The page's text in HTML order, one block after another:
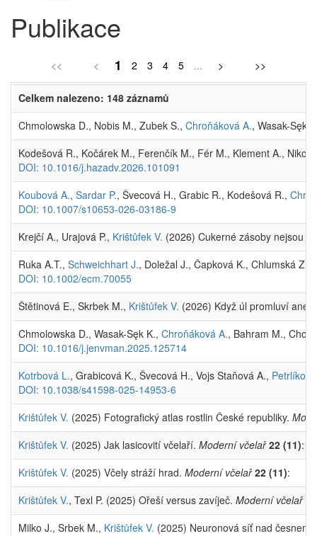
Publikace
<< < 1 2 3 4 5 ... > >>
Celkem nalezeno: 148 záznamů
Chmolowska D., Nobis M., Zubek S., Chroňáková A., Wasak-Sęk
Kodešová R., Kočárek M., Ferenčík M., Fér M., Klement A.,
DOI: 10.1016/j.hazadv.2026.101091
Koubová A., Sardar P., Švecová H., Grabic R., Kodešová R.,
DOI: 10.1007/s10653-026-03186-9
Krejčí A., Urajová P., Krištůfek V. (2026) Cukerné zásoby nejsou
Ruka A.T., Schweichhart J., Doležal J., Čapková K., Chlumská Z.,
DOI: 10.1002/ecm.70055
Štětinová E., Skrbek M., Krištůfek V. (2026) Když úl promluví
Chmolowska D., Wasak-Sęk K., Chroňáková A., Bahram M.,
DOI: 10.1016/j.jenvman.2025.125714
Kotrbová L., Grabicová K., Švecová H., Vojs Staňová A.,
DOI: 10.1038/s41598-025-14953-6
Krištůfek V. (2025) Fotografický atlas rostlin České republiky.
Krištůfek V. (2025) Jak lasicovití včelaří. Moderní včelař 22 (11):
Krištůfek V. (2025) Včely stráží hrad. Moderní včelař 22 (11):
Krištůfek V., Texl P. (2025) Ořeší versus zavíječ. Moderní včelař
Milko J., Srbek M., Krištůfek V. (2025) Neuronová síť nad